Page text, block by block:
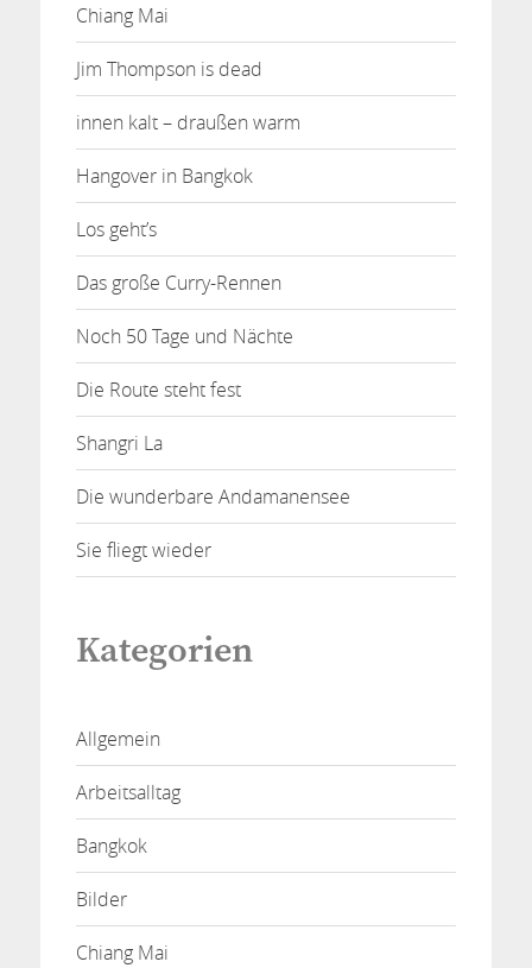
Chiang Mai
Jim Thompson is dead
innen kalt – draußen warm
Hangover in Bangkok
Los geht’s
Das große Curry-Rennen
Noch 50 Tage und Nächte
Die Route steht fest
Shangri La
Die wunderbare Andamanensee
Sie fliegt wieder
Kategorien
Allgemein
Arbeitsalltag
Bangkok
Bilder
Chiang Mai